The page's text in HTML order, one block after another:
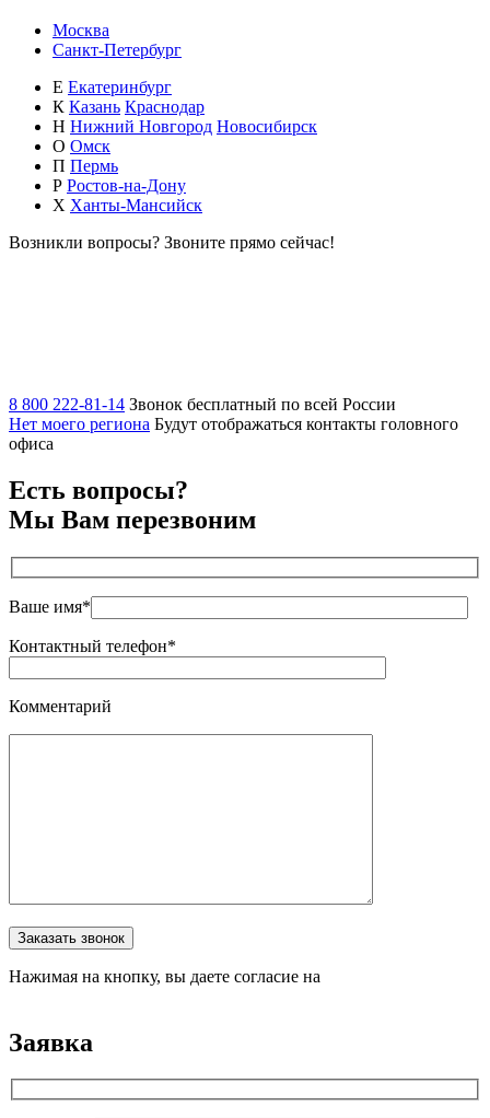
Москва
Санкт-Петербург
Е Екатеринбург
К Казань Краснодар
Н Нижний Новгород Новосибирск
О Омск
П Пермь
Р Ростов-на-Дону
Х Ханты-Мансийск
Возникли вопросы? Звоните прямо сейчас!
8 800 222-81-14 Звонок бесплатный по всей России
Нет моего региона Будут отображаться контакты головного
офиса
Есть вопросы?
Мы Вам перезвоним
Ваше имя*
Контактный телефон*
Комментарий
Оставьте это поле пустым.
Заказать звонок
Нажимая на кнопку, вы даете согласие на
Заявка